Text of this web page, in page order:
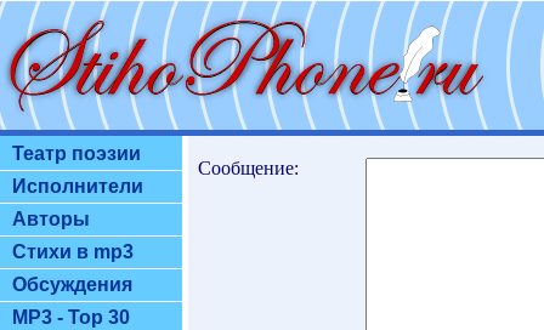
Театр поэзии
Исполнители
Авторы
Стихи в mp3
Обсуждения
MP3 - Top 30
Сообщение: